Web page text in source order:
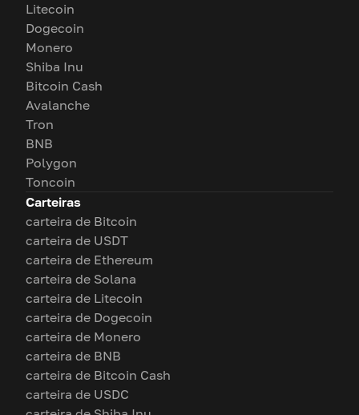
Litecoin
Dogecoin
Monero
Shiba Inu
Bitcoin Cash
Avalanche
Tron
BNB
Polygon
Toncoin
Carteiras
carteira de Bitcoin
carteira de USDT
carteira de Ethereum
carteira de Solana
carteira de Litecoin
carteira de Dogecoin
carteira de Monero
carteira de BNB
carteira de Bitcoin Cash
carteira de USDC